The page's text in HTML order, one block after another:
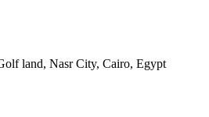
land, Nasr City, Cairo, Egypt